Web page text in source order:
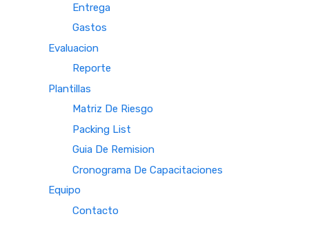
Entrega
Gastos
Evaluacion
Reporte
Plantillas
Matriz De Riesgo
Packing List
Guia De Remision
Cronograma De Capacitaciones
Equipo
Contacto